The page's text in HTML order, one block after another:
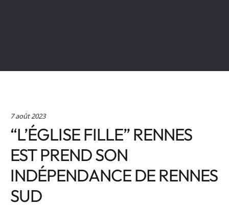
7 août 2023
“L’ÉGLISE FILLE” RENNES
EST PREND SON
INDÉPENDANCE DE RENNES
SUD